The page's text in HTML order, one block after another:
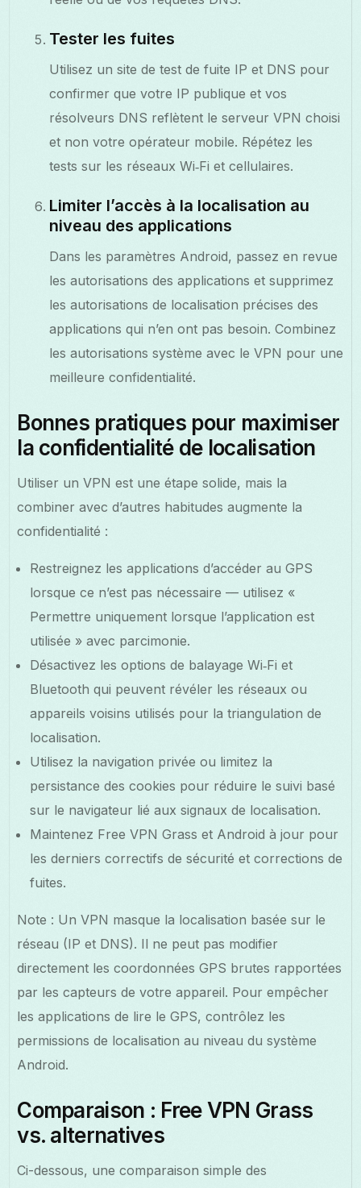
Tester les fuites
Utilisez un site de test de fuite IP et DNS pour
confirmer que votre IP publique et vos
résolveurs DNS reflètent le serveur VPN choisi
et non votre opérateur mobile. Répétez les
tests sur les réseaux Wi‑Fi et cellulaires.
Limiter l’accès à la localisation au
niveau des applications
Dans les paramètres Android, passez en revue
les autorisations des applications et supprimez
les autorisations de localisation précises des
applications qui n’en ont pas besoin. Combinez
les autorisations système avec le VPN pour une
meilleure confidentialité.
Bonnes pratiques pour maximiser
la confidentialité de localisation
Utiliser un VPN est une étape solide, mais la
combiner avec d’autres habitudes augmente la
confidentialité :
Restreignez les applications d’accéder au GPS
lorsque ce n’est pas nécessaire — utilisez «
Permettre uniquement lorsque l’application est
utilisée » avec parcimonie.
Désactivez les options de balayage Wi‑Fi et
Bluetooth qui peuvent révéler les réseaux ou
appareils voisins utilisés pour la triangulation de
localisation.
Utilisez la navigation privée ou limitez la
persistance des cookies pour réduire le suivi basé
sur le navigateur lié aux signaux de localisation.
Maintenez Free VPN Grass et Android à jour pour
les derniers correctifs de sécurité et corrections de
fuites.
Note : Un VPN masque la localisation basée sur le
réseau (IP et DNS). Il ne peut pas modifier
directement les coordonnées GPS brutes rapportées
par les capteurs de votre appareil. Pour empêcher
les applications de lire le GPS, contrôlez les
permissions de localisation au niveau du système
Android.
Comparaison : Free VPN Grass
vs. alternatives
Ci-dessous, une comparaison simple des